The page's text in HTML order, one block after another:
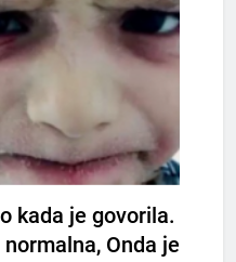
kada je govorila.
Onda je